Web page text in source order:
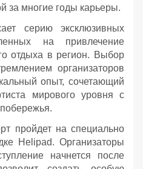
за многие годы карьеры.
серию эксклюзивных
на привлечение
отдыха в регион. Выбор
организаторов
опыт, сочетающий
мирового уровня с
пройдет на специально
Helipad. Организаторы
начнется после